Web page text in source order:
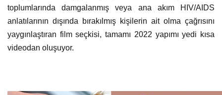
toplumlarında damgalanmış veya ana akım HIV/AIDS
anlatılarının dışında bırakılmış kişilerin ait olma çağrısını
yaygınlaştıran film seçkisi, tamamı 2022 yapımı yedi kısa
videodan oluşuyor.